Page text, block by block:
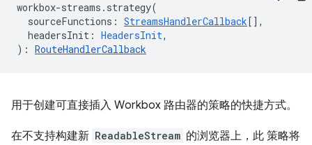
workbox-streams . strategy(
sourceFunctions : StreamsHandlerCallback[],
headersInit : HeadersInit,
) : RouteHandlerCallback
用于创建可直接插入 Workbox 路由器的策略的快捷方式。
在不支持构建新 ReadableStream 的浏览器上，此 策略将